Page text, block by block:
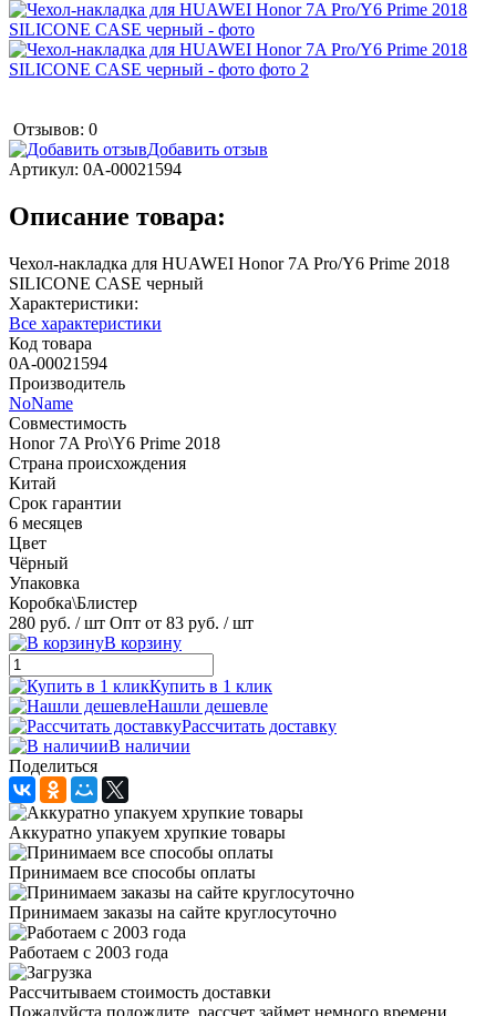
Отзывов: 0
Добавить отзыв
Артикул: 0А-00021594
Описание товара:
Чехол-накладка для HUAWEI Honor 7A Pro/Y6 Prime 2018
SILICONE CASE черный
Характеристики:
Все характеристики
Код товара
0А-00021594
Производитель
NoName
Совместимость
Honor 7A Pro\Y6 Prime 2018
Страна происхождения
Китай
Срок гарантии
6 месяцев
Цвет
Чёрный
Упаковка
Коробка\Блистер
280 руб. / шт Опт от 83 руб. / шт
В корзину
Купить в 1 клик
Нашли дешевле
Рассчитать доставку
В наличии
Поделиться
Аккуратно упакуем хрупкие товары
Принимаем все способы оплаты
Принимаем заказы на сайте круглосуточно
Работаем с 2003 года
Рассчитываем стоимость доставки
Пожалуйста подождите, рассчет займет немного времени